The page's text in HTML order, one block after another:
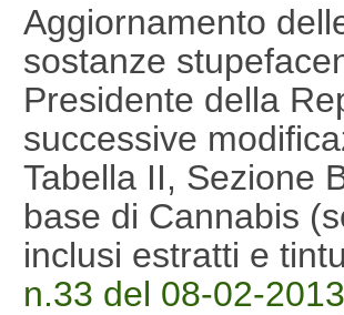
Aggiornamento
sostanze
Presidente della
successive
Tabella II, Sezione
base di Cannabis
inclusi estratti e
n.33 del 08-02-